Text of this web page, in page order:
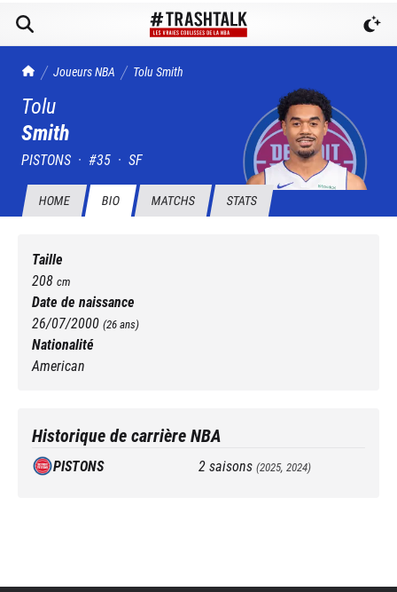
TrashTalk Actu NBA
Joueurs NBA ToluSmith
Tolu
Smith
PISTONS · #35 · SF
HOME BIO MATCHS STATS
Taille
208 cm
Date de naissance
26/07/2000 (26ans)
Nationalité
American
Historique de carrière NBA
PISTONS 2saisons (2025, 2024)